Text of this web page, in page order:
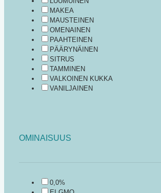
MAKEA
MAUSTEINEN
OMENAINEN
PAAHTEINEN
PÄÄRYNÄINEN
SITRUS
TAMMINEN
VALKOINEN KUKKA
VANILJAINEN
OMINAISUUS
0,0%